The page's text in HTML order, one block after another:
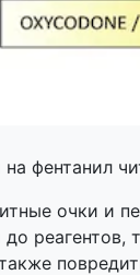
фентанил
очки и